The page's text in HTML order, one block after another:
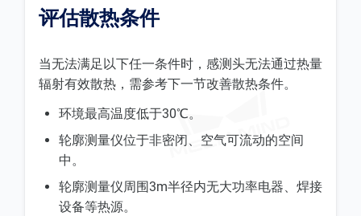
评估散热条件
当无法满足以下任一条件时，感测头无法通过热量
辐射有效散热，需参考下一节改善散热条件。
环境最高温度低于30℃。
轮廓测量仪位于非密闭、空气可流动的空间
中。
轮廓测量仪周围3m半径内无大功率电器、焊接
设备等热源。